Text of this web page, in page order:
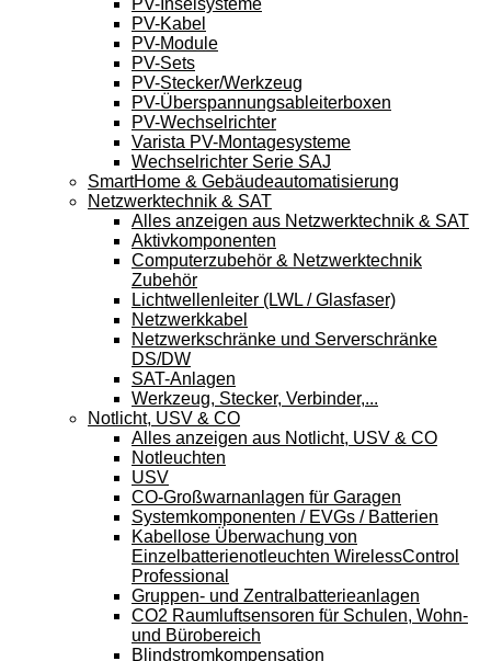
PV-Inselsysteme
PV-Kabel
PV-Module
PV-Sets
PV-Stecker/Werkzeug
PV-Überspannungsableiterboxen
PV-Wechselrichter
Varista PV-Montagesysteme
Wechselrichter Serie SAJ
SmartHome & Gebäudeautomatisierung
Netzwerktechnik & SAT
Alles anzeigen aus Netzwerktechnik & SAT
Aktivkomponenten
Computerzubehör & Netzwerktechnik
Zubehör
Lichtwellenleiter (LWL / Glasfaser)
Netzwerkkabel
Netzwerkschränke und Serverschränke
DS/DW
SAT-Anlagen
Werkzeug, Stecker, Verbinder,...
Notlicht, USV & CO
Alles anzeigen aus Notlicht, USV & CO
Notleuchten
USV
CO-Großwarnanlagen für Garagen
Systemkomponenten / EVGs / Batterien
Kabellose Überwachung von
Einzelbatterienotleuchten WirelessControl
Professional
Gruppen- und Zentralbatterieanlagen
CO2 Raumluftsensoren für Schulen, Wohn-
und Bürobereich
Blindstromkompensation